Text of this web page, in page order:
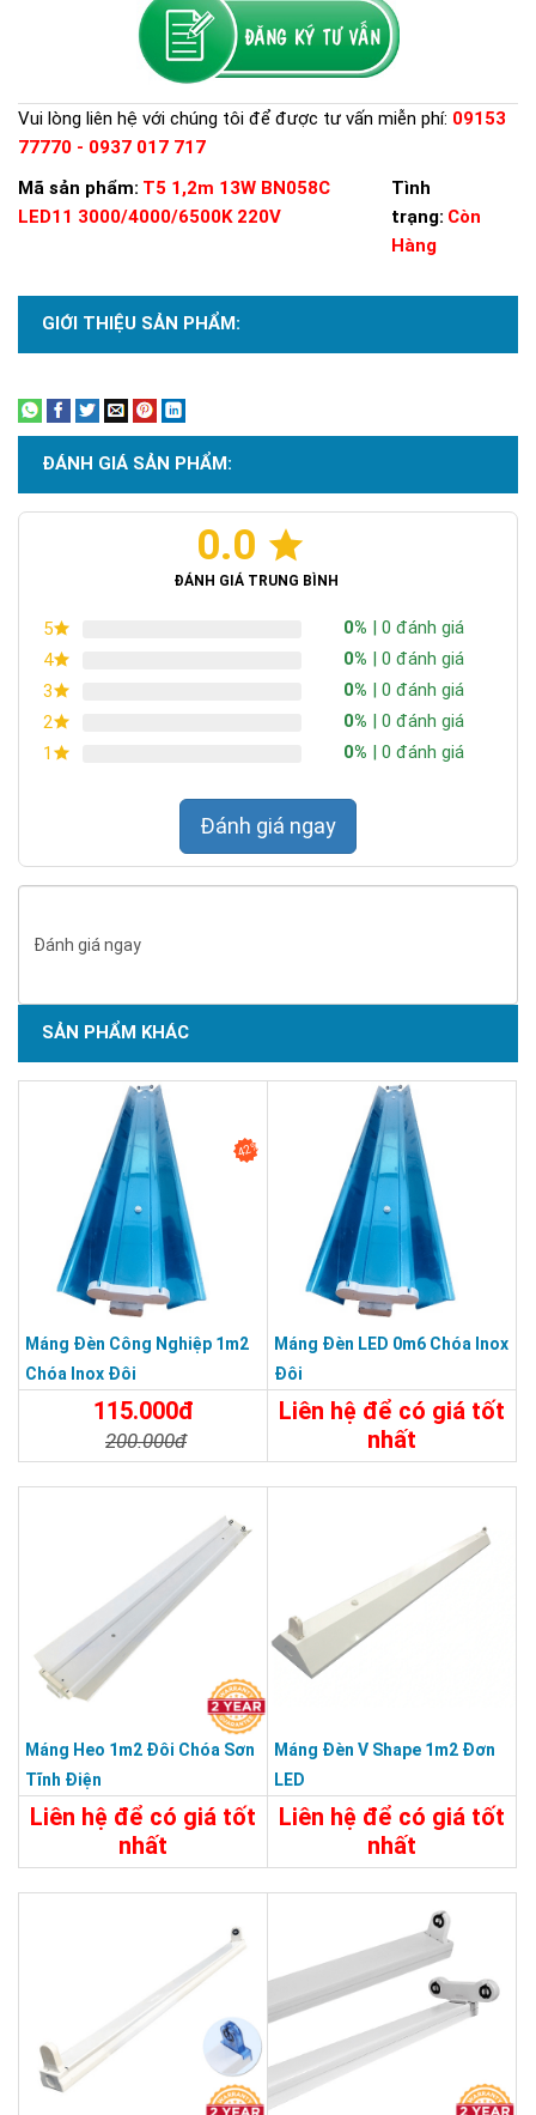
Vui lòng liên hệ với chúng tôi để được tư vấn miễn phí: 09153
77770 - 0937 017 717
Mã sản phẩm: T5 1,2m 13W BN058C
LED11 3000/4000/6500K 220V
Tình
trạng: Còn
Hàng
GIỚI THIỆU SẢN PHẨM:Xem thêm
ĐÁNH GIÁ SẢN PHẨM:
0.0
ĐÁNH GIÁ TRUNG BÌNH
5 0% | 0 đánh giá
4
0% | 0 đánh giá
3
0% | 0 đánh giá
2
0% | 0 đánh giá
1
0% | 0 đánh giá
Đánh giá ngay
Đánh giá ngay
SẢN PHẨM KHÁC
42%
Máng Đèn Công Nghiệp 1m2
Chóa Inox Đôi
115.000đ
200.000đ
Máng Đèn LED 0m6 Chóa Inox
Đôi
Liên hệ để có giá tốt
nhất
Máng Heo 1m2 Đôi Chóa Sơn
Tĩnh Điện
Liên hệ để có giá tốt
nhất
115.000đ
Máng Đèn V Shape 1m2 Đơn
LED
Liên hệ để có giá tốt
nhất